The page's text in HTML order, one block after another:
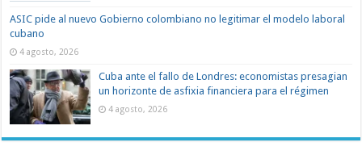
ASIC pide al nuevo Gobierno colombiano no legitimar el modelo laboral
cubano
4 agosto, 2026
Cuba ante el fallo de Londres: economistas presagian
un horizonte de asfixia financiera para el régimen
4 agosto, 2026